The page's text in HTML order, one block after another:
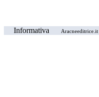
Informativa